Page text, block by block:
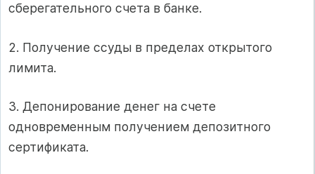
сберегательного счета в банке.
2. Получение ссуды в пределах открытого
лимита.
3. Депонирование денег на счете
одновременным получением депозитного
сертификата.